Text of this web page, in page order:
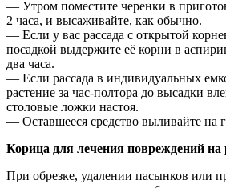
— Утром поместите черенки в
2 часа, и высаживайте, как обычно.
— Если у вас рассада с открытой
посадкой выдержите её корни в
два часа.
— Если рассада в индивидуальных
растение за час-полтора до высадки
столовые ложки настоя.
— Оставшееся средство выливайте на
Корица для лечения повреждений на
При обрезке, удалении пасынков или